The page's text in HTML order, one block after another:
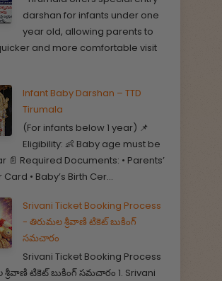
darshan for infants under one
year old, allowing parents to
and more comfortable visit
Infant Baby Darshan – TTD
Tirumala
(For infants below 1 year) 📌
Eligibility: 👶 Baby age must be
📄 Required Documents: • Parents’
• Baby’s Birth Cer...
Srivani Ticket Booking Process
- తిరుమల శ్రీవాణి టికెట్ బుకింగ్
సమచారం
Srivani Ticket Booking Process
టికెట్ బుకింగ్ సమచారం 1. Srivani